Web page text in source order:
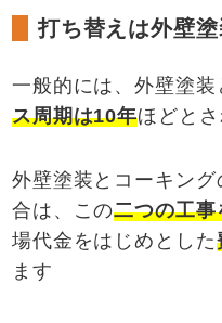
打ち替えは外壁
一般的には、外壁塗
ス周期は10年ほどとさ
外壁塗装とコーキン
合は、この二つの工
場代金をはじめとした
ます